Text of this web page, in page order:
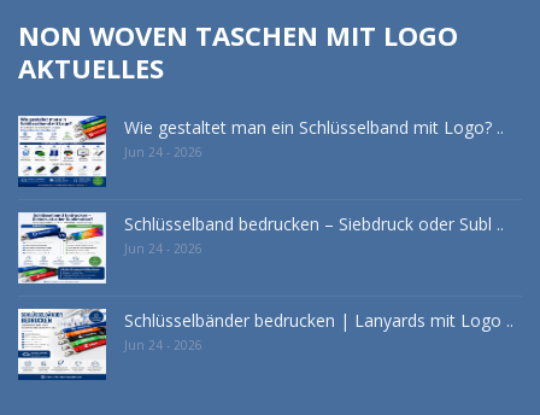
NON WOVEN TASCHEN MIT LOGO
AKTUELLES
Wie gestaltet man ein Schlüsselband mit Logo? ..
Jun 24 - 2026
Schlüsselband bedrucken – Siebdruck oder Subl ..
Jun 24 - 2026
Schlüsselbänder bedrucken | Lanyards mit Logo ..
Jun 24 - 2026